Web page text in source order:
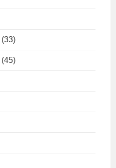
(33)
(45)